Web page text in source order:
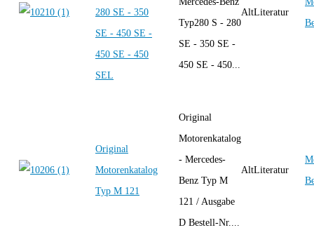
280 SE - 350
SE - 450 SE -
450 SE - 450
SEL
Typ280 S - 280
SE - 350 SE -
450 SE - 450...
AltLiteratur
Original
Motorenkatalog
Typ M 121
Original
Motorenkatalog
- Mercedes-
Benz Typ M
121 / Ausgabe
D Bestell-Nr....
AltLiteratur